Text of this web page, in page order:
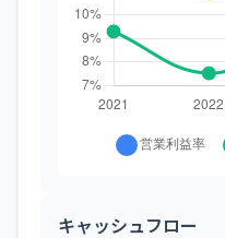
キャッシュフロー